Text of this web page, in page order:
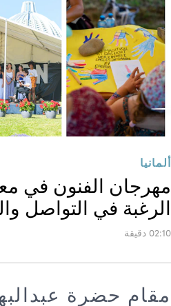
ألمانيا
مهرجان الفنون في
الرغبة في التواصل
02:10 دقيقة
مقام حضرة